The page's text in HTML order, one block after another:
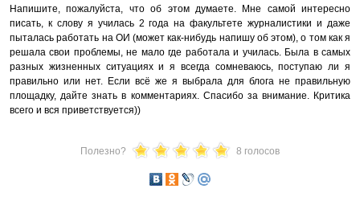
Напишите, пожалуйста, что об этом думаете. Мне самой интересно
писать, к слову я училась 2 года на факультете журналистики и даже
пыталась работать на ОИ (может как-нибудь напишу об этом), о том как я
решала свои проблемы, не мало где работала и училась. Была в самых
разных жизненных ситуациях и я всегда сомневаюсь, поступаю ли я
правильно или нет. Если всё же я выбрала для блога не правильную
площадку, дайте знать в комментариях. Спасибо за внимание. Критика
всего и вся приветствуется))
Полезно? 8 голосов